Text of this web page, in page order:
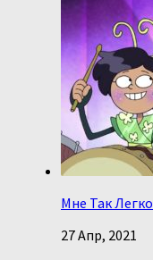
Мне Так Легко
27 Апр, 2021